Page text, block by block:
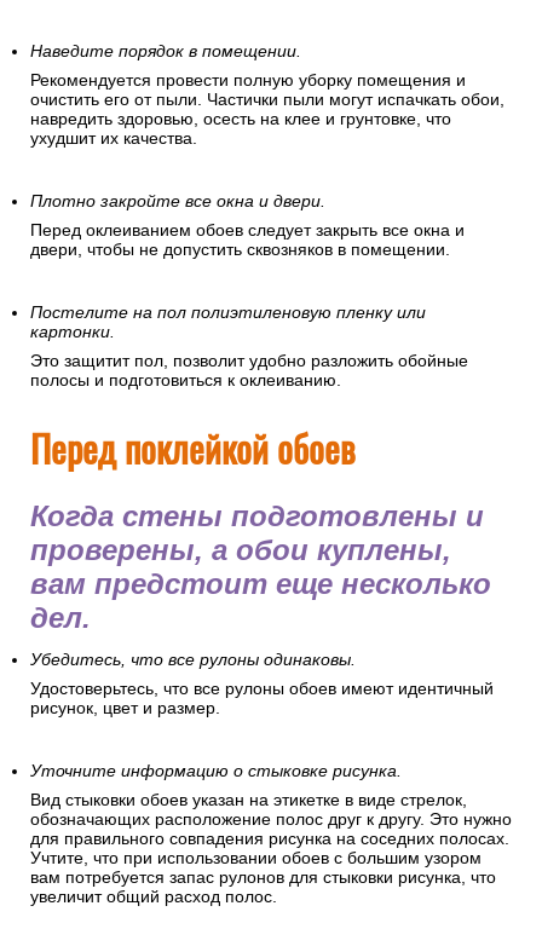
Наведите порядок в помещении.
Рекомендуется провести полную уборку помещения и
очистить его от пыли. Частички пыли могут испачкать обои,
навредить здоровью, осесть на клее и грунтовке, что
ухудшит их качества.
Плотно закройте все окна и двери.
Перед оклеиванием обоев следует закрыть все окна и
двери, чтобы не допустить сквозняков в помещении.
Постелите на пол полиэтиленовую пленку или
картонки.
Это защитит пол, позволит удобно разложить обойные
полосы и подготовиться к оклеиванию.
Перед поклейкой обоев
Когда стены подготовлены и
проверены, а обои куплены,
вам предстоит еще несколько
дел.
Убедитесь, что все рулоны одинаковы.
Удостоверьтесь, что все рулоны обоев имеют идентичный
рисунок, цвет и размер.
Уточните информацию о стыковке рисунка.
Вид стыковки обоев указан на этикетке в виде стрелок,
обозначающих расположение полос друг к другу. Это нужно
для правильного совпадения рисунка на соседних полосах.
Учтите, что при использовании обоев с большим узором
вам потребуется запас рулонов для стыковки рисунка, что
увеличит общий расход полос.